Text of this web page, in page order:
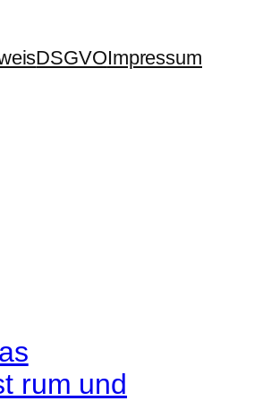
DSGVOImpressum
rum und